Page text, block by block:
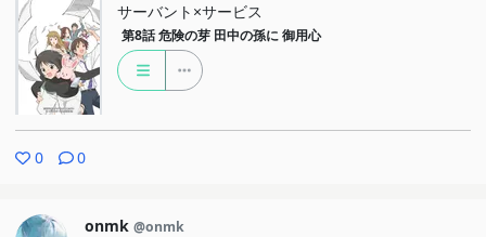
サーバント×サービス
第8話 危険の芽 田中の孫に 御用心
0 0
onmk @onmk